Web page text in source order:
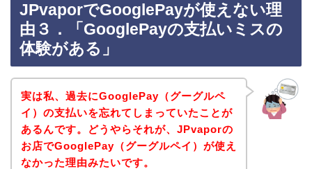
JPvaporでGooglePayが使えない理
由３．「GooglePayの支払いミスの
体験がある」
実は私、過去にGooglePay（グーグルペ
イ）の支払いを忘れてしまっていたことが
あるんです。どうやらそれが、JPvaporの
お店でGooglePay（グーグルペイ）が使え
なかった理由みたいです。